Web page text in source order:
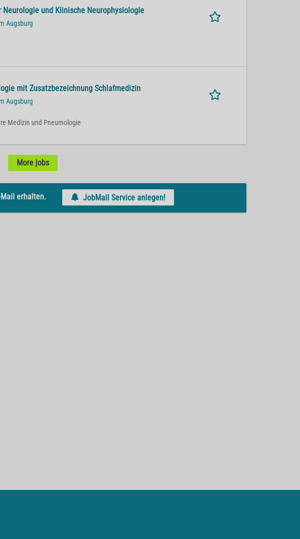
und Klinische Neurophysiologie
Augsburg
mit Zusatzbezeichnung Schlafmedizin
Augsburg
Medizin und Pneumologie
More jobs
erhalten. JobMail Service anlegen!